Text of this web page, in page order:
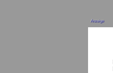
Anzeige